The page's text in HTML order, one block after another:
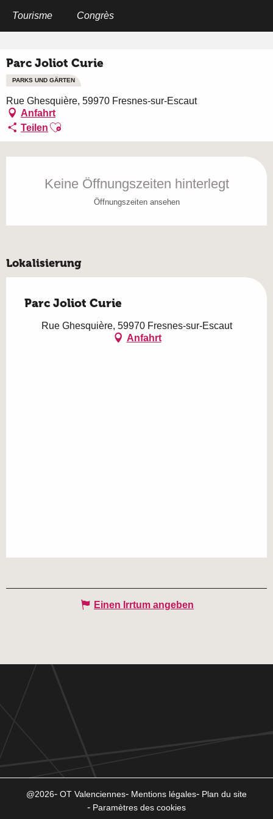
Tourisme Congrès
Parc Joliot Curie
PARKS UND GÄRTEN
Rue Ghesquière, 59970 Fresnes-sur-Escaut
Anfahrt
Teilen Ajouter aux favoris
Keine Öffnungszeiten hinterlegt
Öffnungszeiten ansehen
Lokalisierung
Parc Joliot Curie
Rue Ghesquière, 59970 Fresnes-sur-Escaut
Anfahrt
Einen Irrtum angeben
@2026 OT Valenciennes Mentions légales
Plan du site
Paramètres des cookies